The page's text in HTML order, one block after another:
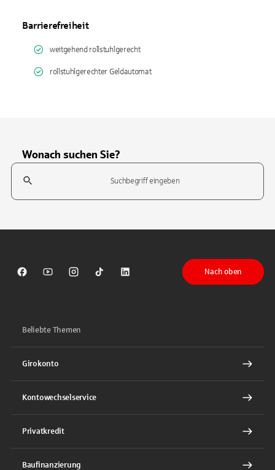
Barrierefreiheit
weitgehend rollstuhlgerecht
rollstuhlgerechter Geldautomat
Wonach suchen Sie?
Suchfeld
Sparkasse auf Facebook
Sparkasse auf Youtube
Sparkasse auf Instagram
Sparkasse auf TikTok
Sparkasse auf LinkedIn
Nach oben
Beliebte Themen
Girokonto
Kontowechselservice
Privatkredit
Baufinanzierung